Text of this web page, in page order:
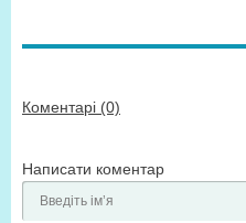
Коментарі (0)
Написати коментар